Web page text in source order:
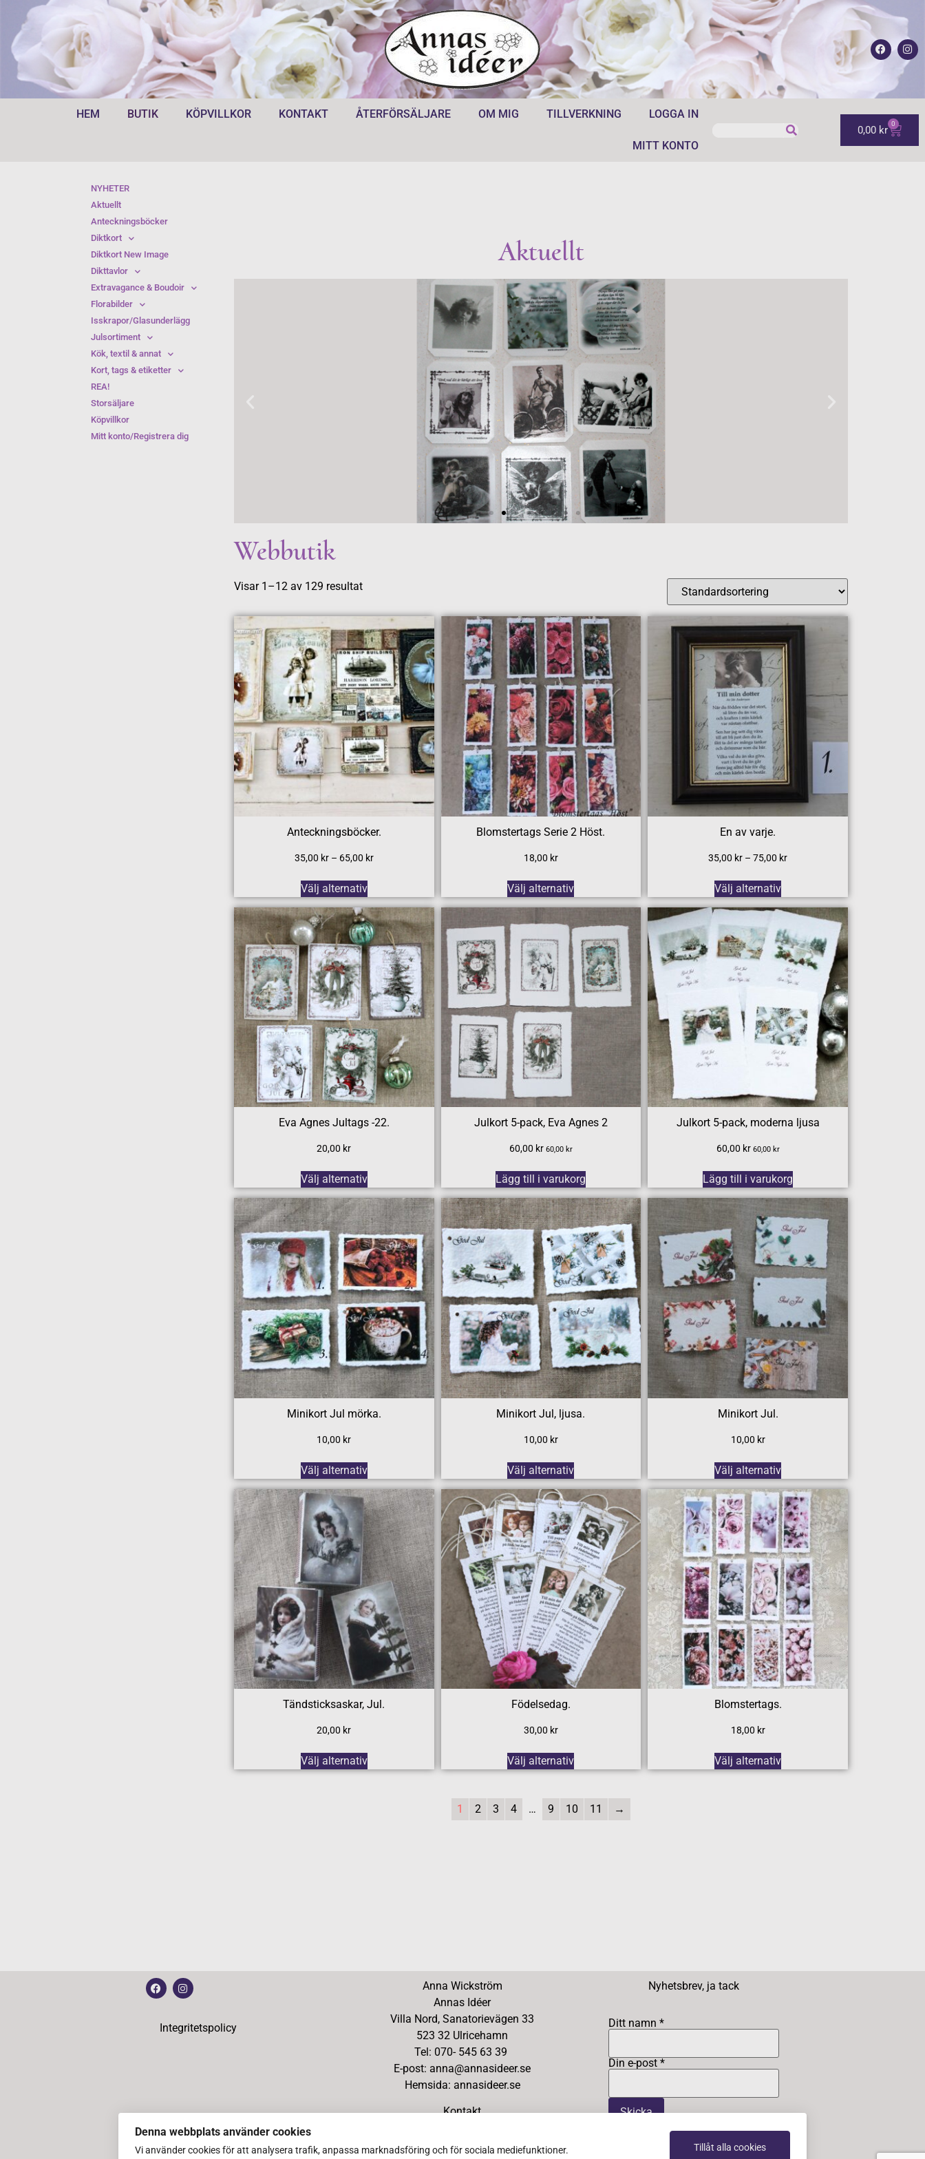
HEM BUTIK KÖPVILLKOR KONTAKT ÅTERFÖRSÄLJARE OM MIG TILLVERKNING LOGGA IN
MITT KONTO
0,00 kr 0
NYHETER
Aktuellt
Anteckningsböcker
Diktkort
Diktkort New Image
Dikttavlor
Extravagance & Boudoir
Florabilder
Isskrapor/Glasunderlägg
Julsortiment
Kök, textil & annat
Kort, tags & etiketter
REA!
Storsäljare
Köpvillkor
Mitt konto/Registrera dig
Aktuellt
Webbutik
Visar 1–12 av 129 resultat
Anteckningsböcker.
35,00 kr – 65,00 kr
Välj alternativ
Blomstertags Serie 2 Höst.
18,00 kr
Välj alternativ
En av varje.
35,00 kr – 75,00 kr
Välj alternativ
Eva Agnes Jultags -22.
20,00 kr
Välj alternativ
Julkort 5-pack, Eva Agnes 2
60,00 kr 60,00 kr
Lägg till i varukorg
Julkort 5-pack, moderna ljusa
60,00 kr 60,00 kr
Lägg till i varukorg
Minikort Jul mörka.
10,00 kr
Välj alternativ
Minikort Jul, ljusa.
10,00 kr
Välj alternativ
Minikort Jul.
10,00 kr
Välj alternativ
Tändsticksaskar, Jul.
20,00 kr
Välj alternativ
Födelsedag.
30,00 kr
Välj alternativ
Blomstertags.
18,00 kr
Välj alternativ
1 2 3 4 … 9 10 11 →
Integritetspolicy
Anna Wickström
Annas Idéer
Villa Nord, Sanatorievägen 33
523 32 Ulricehamn
Tel: 070- 545 63 39
E-post: anna@annasideer.se
Hemsida: annasideer.se
Kontakt
Copyright Ⓒ 2026 Annas Idéer – All Rights Reserved
Nyhetsbrev, ja tack
Ditt namn *
Din e-post *
Denna webbplats använder cookies
Vi använder cookies för att analysera trafik, anpassa marknadsföring och för sociala mediefunktioner.
Tillåt alla cookies